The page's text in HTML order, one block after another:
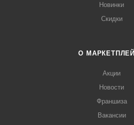
Новинки
Скидки
О
Акции
Новости
Франшиза
Вакансии